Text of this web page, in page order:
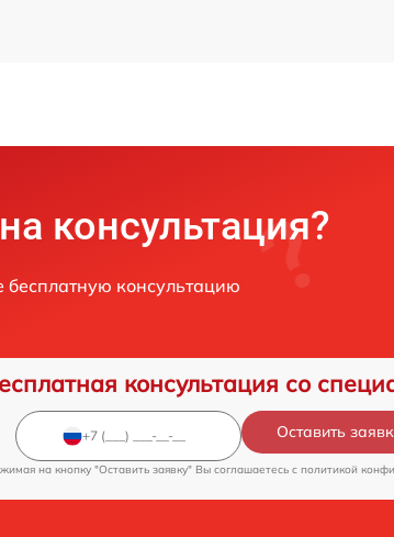
консультация?
бесплатную консультацию
консультация со
Оставить
на кнопку "Оставить заявку" Вы соглашаетесь c политикой